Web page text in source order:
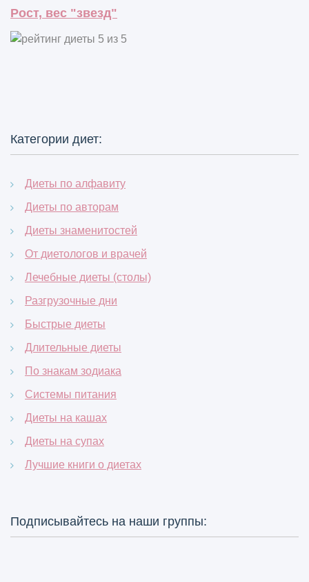
Рост, вес "звезд"
Категории диет:
Диеты по алфавиту
Диеты по авторам
Диеты знаменитостей
От диетологов и врачей
Лечебные диеты (столы)
Разгрузочные дни
Быстрые диеты
Длительные диеты
По знакам зодиака
Системы питания
Диеты на кашах
Диеты на супах
Лучшие книги о диетах
Подписывайтесь на наши группы: